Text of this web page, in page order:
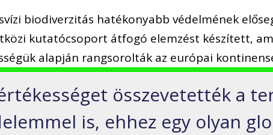
biodiverzitás hatékonyabb védelmének
kutatócsoport átfogó elemzést készített,
alapján rangsorolták az európai
összevetették a
is, ehhez egy olyan